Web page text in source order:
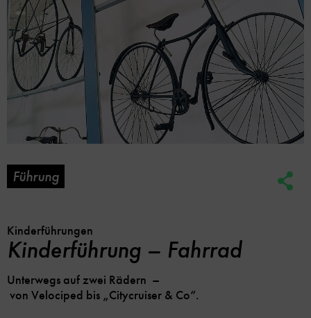
Führung
Kinderführungen
Kinderführung – Fahrrad
Unterwegs auf zwei Rädern –
von Velociped bis „Citycruiser & Co“.